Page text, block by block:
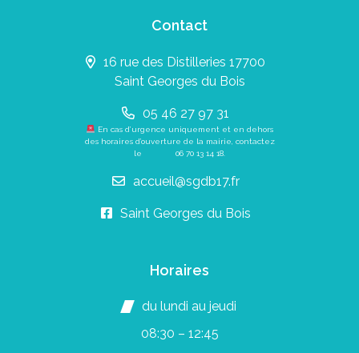
Contact
16 rue des Distilleries 17700
Saint Georges du Bois
05 46 27 97 31
En cas d’urgence uniquement et en dehors
des horaires d’ouverture de la mairie, contactez
le 06 70 13 14 18
accueil@sgdb17.fr
Saint Georges du Bois
Horaires
du lundi au jeudi
08:30 – 12:45